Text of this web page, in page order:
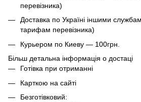
перевізника)
Доставка по Україні іншими
тарифам перевізника)
Курьером по Киеву — 100грн.
Більш детальна інформація о достаці
Готівка при отриманні
Карткою на сайті
Безготівковий: